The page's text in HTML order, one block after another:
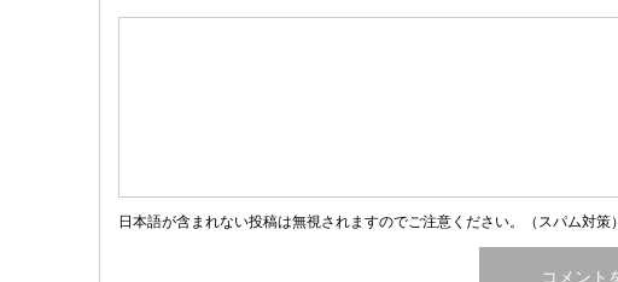
日本語が含まれない投稿は無視されますのでご注意ください。（スパム対策）